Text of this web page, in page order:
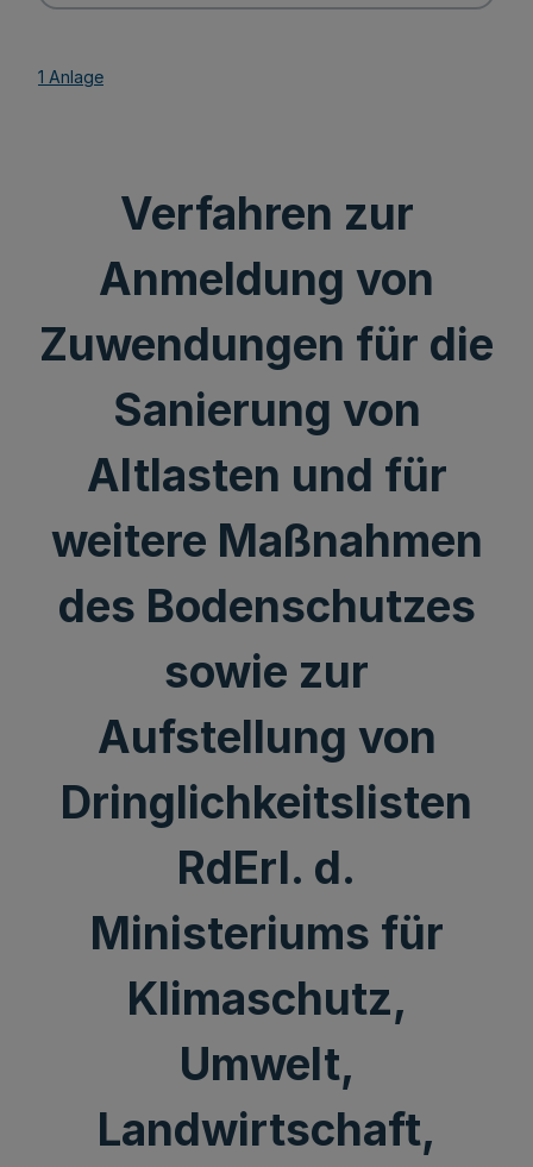
1 Anlage
Verfahren zur
Anmeldung von
Zuwendungen für die
Sanierung von
Altlasten und für
weitere Maßnahmen
des Bodenschutzes
sowie zur
Aufstellung von
Dringlichkeitslisten
RdErl. d.
Ministeriums für
Klimaschutz,
Umwelt,
Landwirtschaft,